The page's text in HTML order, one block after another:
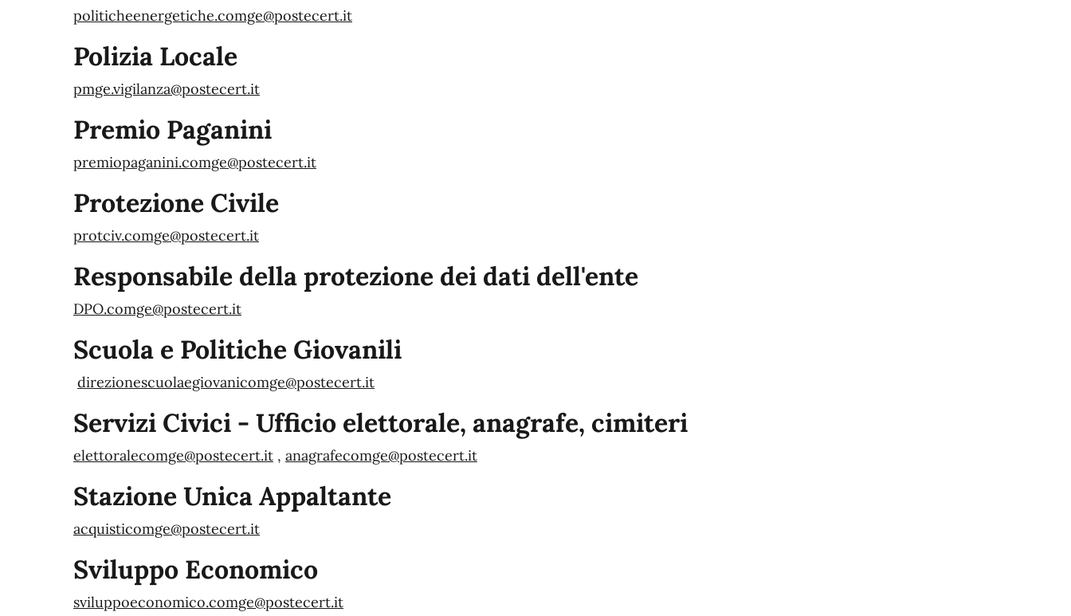
politicheenergetiche.comge@postecert.it
Polizia Locale
pmge.vigilanza@postecert.it
Premio Paganini
premiopaganini.comge@postecert.it
Protezione Civile
protciv.comge@postecert.it
Responsabile della protezione dei dati dell'ente
DPO.comge@postecert.it
Scuola e Politiche Giovanili
direzionescuolaegiovanicomge@postecert.it
Servizi Civici - Ufficio elettorale, anagrafe, cimiteri
elettoralecomge@postecert.it , anagrafecomge@postecert.it
Stazione Unica Appaltante
acquisticomge@postecert.it
Sviluppo Economico
sviluppoeconomico.comge@postecert.it